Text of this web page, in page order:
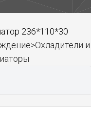
236*110*30
и